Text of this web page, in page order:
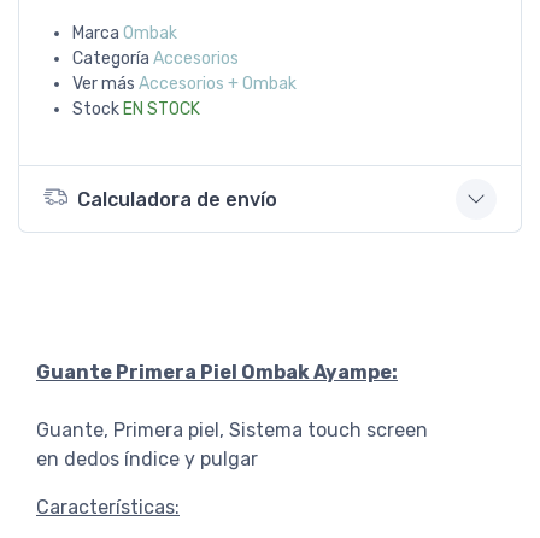
Marca Ombak
Categoría Accesorios
Ver más Accesorios + Ombak
StockEN STOCK
Calculadora de envío
Guante Primera Piel Ombak Ayampe:
Guante, Primera piel, Sistema touch screen
en dedos índice y pulgar
Características: